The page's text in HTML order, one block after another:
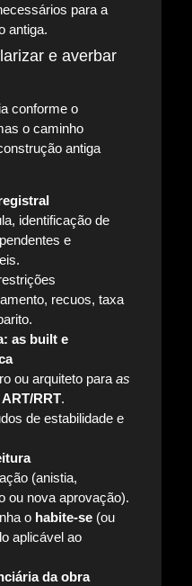
para a
antiga.
e averbar
conforme o
o caminho
antiga
identificação de
e
recuos, taxa
as built e
ou arquiteto paraas
ART/RRT.
de estabilidade e
(anistia,
ou nova aprovação).
o habite-se(ou
aplicável ao
da obra